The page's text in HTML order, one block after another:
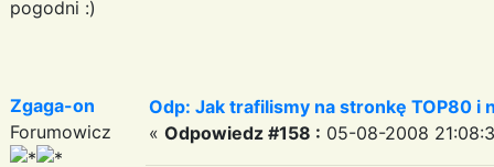
pogodni :)
Zgaga-on
Forumowicz
Odp: Jak trafilismy na stronkę TOP80 i
« Odpowiedz #158 : 05-08-2008